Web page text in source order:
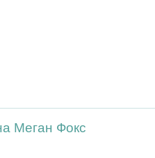
Меган Фокс